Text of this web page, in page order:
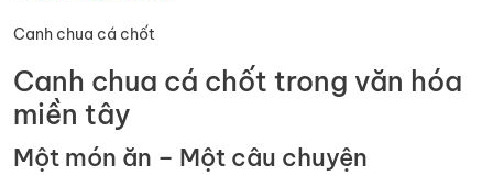
Canh chua cá chốt
Canh chua cá chốt trong văn hóa
miền tây
Một món ăn – Một câu chuyện